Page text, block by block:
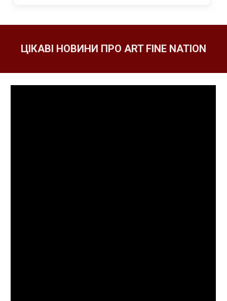
ЦІКАВІ НОВИНИ ПРО ART FINE NATION